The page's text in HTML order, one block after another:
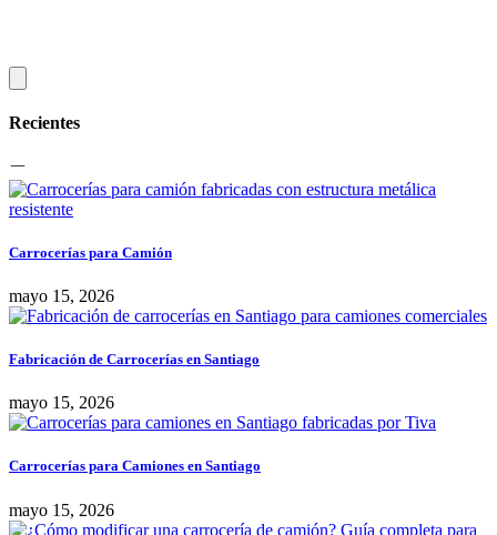
Recientes
Carrocerías para Camión
mayo 15, 2026
Fabricación de Carrocerías en Santiago
mayo 15, 2026
Carrocerías para Camiones en Santiago
mayo 15, 2026